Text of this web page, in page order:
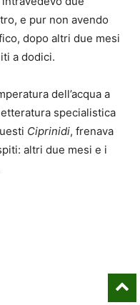
e pur non avendo
dopo altri due mesi
a dodici.
dell’acqua a
specialistica
Ciprinidi, frenava
altri due mesi e i